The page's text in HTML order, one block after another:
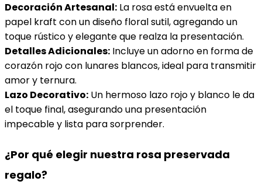
Decoración Artesanal: La rosa está envuelta en
papel kraft con un diseño floral sutil, agregando un
toque rústico y elegante que realza la presentación.
Detalles Adicionales: Incluye un adorno en forma de
corazón rojo con lunares blancos, ideal para transmitir
amor y ternura.
Lazo Decorativo: Un hermoso lazo rojo y blanco le da
el toque final, asegurando una presentación
impecable y lista para sorprender.
¿Por qué elegir nuestra rosa preservada
regalo?